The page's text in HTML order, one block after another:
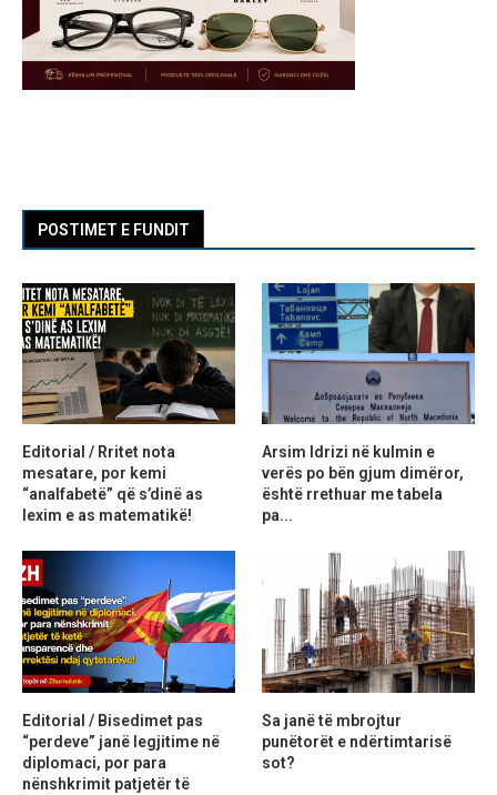
POSTIMET E FUNDIT
Editorial / Rritet nota
mesatare, por kemi
“analfabetë” që s’dinë as
lexim e as matematikë!
Arsim Idrizi në kulmin e
verës po bën gjum dimëror,
është rrethuar me tabela
pa...
Editorial / Bisedimet pas
“perdeve” janë legjitime në
diplomaci, por para
nënshkrimit patjetër të
Sa janë të mbrojtur
punëtorët e ndërtimtarisë
sot?